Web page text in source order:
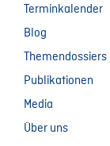
Terminkalender
Blog
Themendossiers
Publikationen
Media
Über uns